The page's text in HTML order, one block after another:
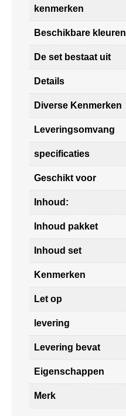
kenmerken
Beschikbare kleuren
De set bestaat uit
Details
Diverse Kenmerken
Leveringsomvang
specificaties
Geschikt voor
Inhoud:
Inhoud pakket
Inhoud set
Kenmerken
Let op
levering
Levering bevat
Eigenschappen
Merk